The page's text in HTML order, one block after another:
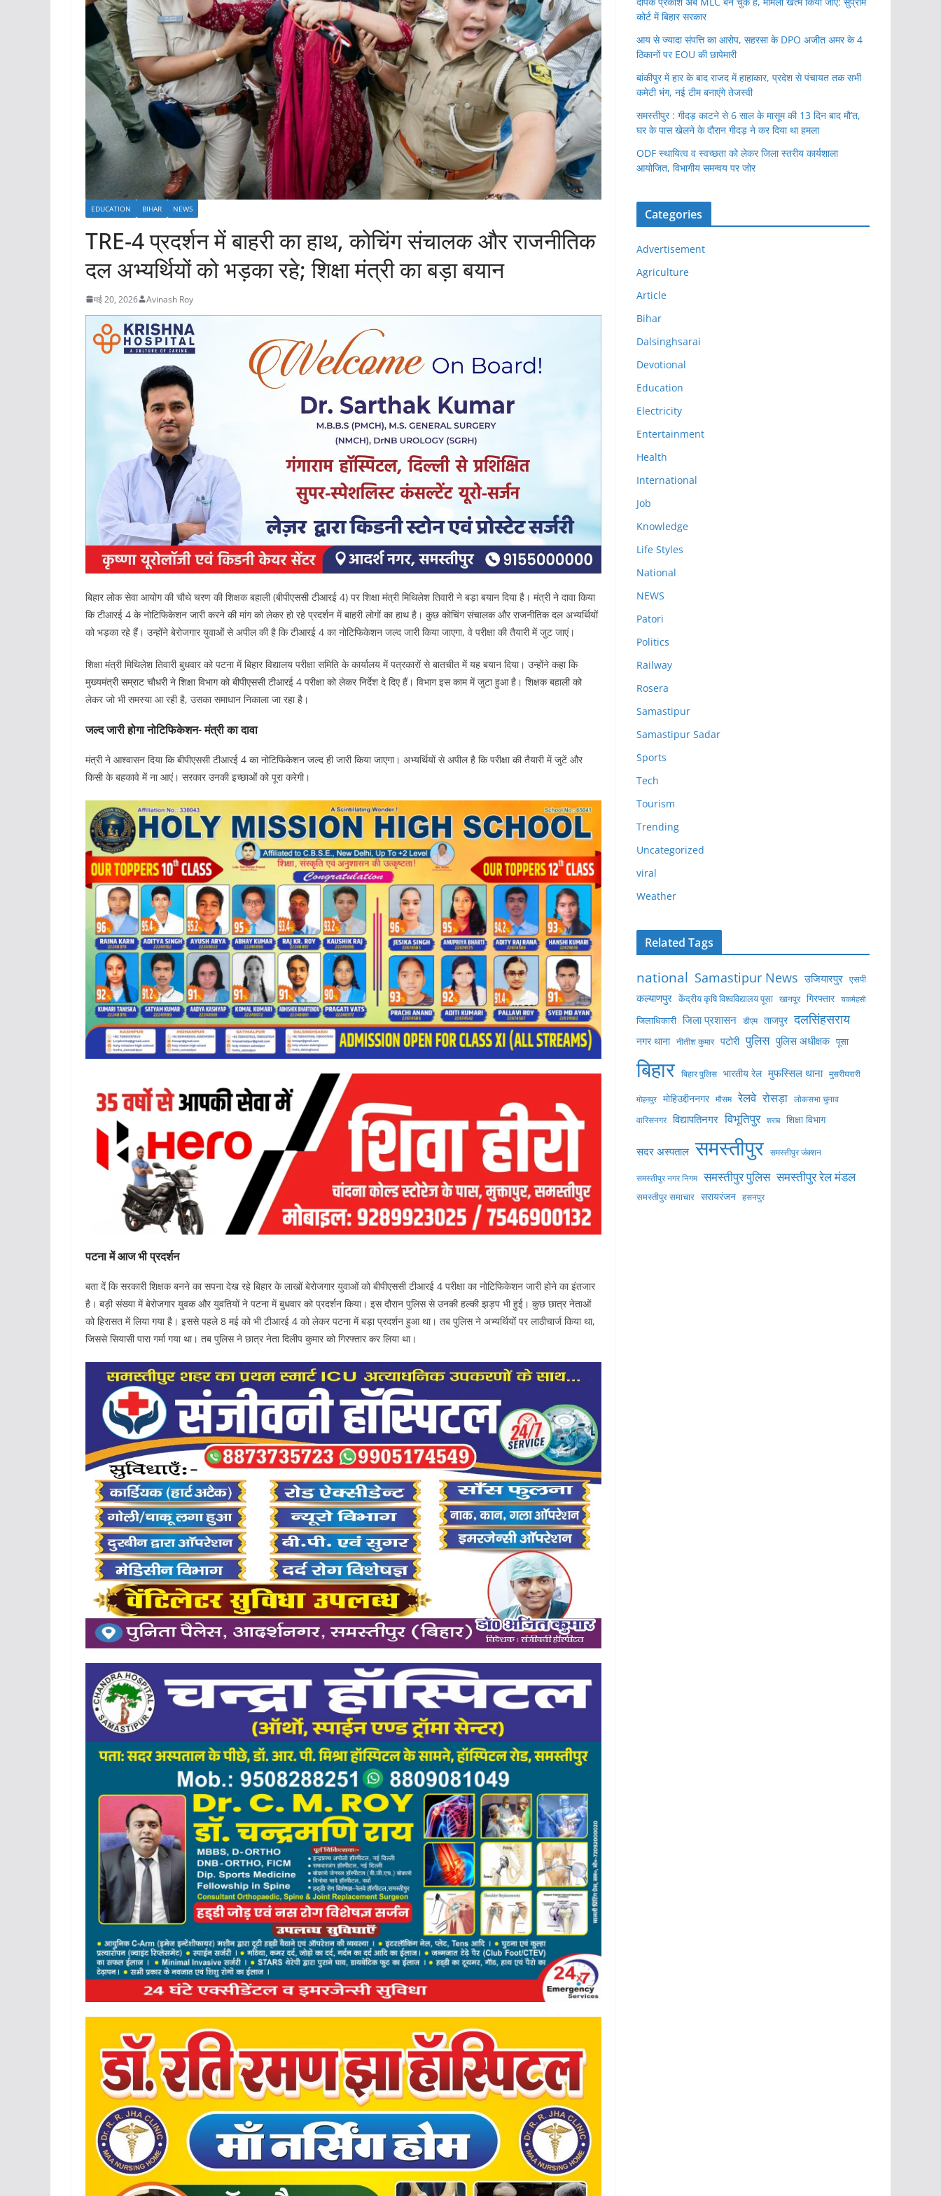
EDUCATION BIHAR NEWS
TRE-4 प्रदर्शन में बाहरी का हाथ, कोचिंग संचालक और राजनीतिक
दल अभ्यर्थियों को भड़का रहे; शिक्षा मंत्री का बड़ा बयान
मई 20, 2026 Avinash Roy
बिहार लोक सेवा आयोग की चौथे चरण की शिक्षक बहाली (बीपीएससी टीआरई 4) पर शिक्षा मंत्री मिथिलेश तिवारी ने बड़ा बयान दिया है। मंत्री ने दावा किया
कि टीआरई 4 के नोटिफिकेशन जारी करने की मांग को लेकर हो रहे प्रदर्शन में बाहरी लोगों का हाथ है। कुछ कोचिंग संचालक और राजनीतिक दल अभ्यर्थियों
को भड़का रहे हैं। उन्होंने बेरोजगार युवाओं से अपील की है कि टीआरई 4 का नोटिफिकेशन जल्द जारी किया जाएगा, वे परीक्षा की तैयारी में जुट जाएं।
शिक्षा मंत्री मिथिलेश तिवारी बुधवार को पटना में बिहार विद्यालय परीक्षा समिति के कार्यालय में पत्रकारों से बातचीत में यह बयान दिया। उन्होंने कहा कि
मुख्यमंत्री सम्राट चौधरी ने शिक्षा विभाग को बीपीएससी टीआरई 4 परीक्षा को लेकर निर्देश दे दिए हैं। विभाग इस काम में जुटा हुआ है। शिक्षक बहाली को
लेकर जो भी समस्या आ रही है, उसका समाधान निकाला जा रहा है।
जल्द जारी होगा नोटिफिकेशन- मंत्री का दावा
मंत्री ने आश्वासन दिया कि बीपीएससी टीआरई 4 का नोटिफिकेशन जल्द ही जारी किया जाएगा। अभ्यर्थियों से अपील है कि परीक्षा की तैयारी में जुटें और
किसी के बहकावे में ना आएं। सरकार उनकी इच्छाओं को पूरा करेगी।
पटना में आज भी प्रदर्शन
बता दें कि सरकारी शिक्षक बनने का सपना देख रहे बिहार के लाखों बेरोजगार युवाओं को बीपीएससी टीआरई 4 परीक्षा का नोटिफिकेशन जारी होने का इंतजार
है। बड़ी संख्या में बेरोजगार युवक और युवतियों ने पटना में बुधवार को प्रदर्शन किया। इस दौरान पुलिस से उनकी हल्की झड़प भी हुई। कुछ छात्र नेताओं
को हिरासत में लिया गया है। इससे पहले 8 मई को भी टीआरई 4 को लेकर पटना में बड़ा प्रदर्शन हुआ था। तब पुलिस ने अभ्यर्थियों पर लाठीचार्ज किया था,
जिससे सियासी पारा गर्मा गया था। तब पुलिस ने छात्र नेता दिलीप कुमार को गिरफ्तार कर लिया था।
कोर्ट में बिहार सरकार
आय से ज्यादा संपत्ति का आरोप, सहरसा के DPO अजीत अमर के 4
ठिकानों पर EOU की छापेमारी
बांकीपुर में हार के बाद राजद में हाहाकार, प्रदेश से पंचायत तक सभी
कमेटी भंग, नई टीम बनाएंगे तेजस्वी
समस्तीपुर : गीदड़ काटने से 6 साल के मासूम की 13 दिन बाद मौ’त,
घर के पास खेलने के दौरान गीदड़ ने कर दिया था हमला
ODF स्थायित्व व स्वच्छता को लेकर जिला स्तरीय कार्यशाला
आयोजित, विभागीय समन्वय पर जोर
Categories
Advertisement
Agriculture
Article
Bihar
Dalsinghsarai
Devotional
Education
Electricity
Entertainment
Health
International
Job
Knowledge
Life Styles
National
NEWS
Patori
Politics
Railway
Rosera
Samastipur
Samastipur Sadar
Sports
Tech
Tourism
Trending
Uncategorized
viral
Weather
Related Tags
national Samastipur News उजियारपुर एसपी
कल्याणपुर केंद्रीय कृषि विश्वविद्यालय पूसा खानपुर गिरफ्तार चकमेहसी
जिलाधिकारी जिला प्रशासन डीएम ताजपुर दलसिंहसराय
नगर थाना नीतीश कुमार पटोरी पुलिस पुलिस अधीक्षक पूसा
बिहार बिहार पुलिस भारतीय रेल मुफस्सिल थाना मुसरीघरारी
मोहनपुर मोहिउद्दीननगर मौसम रेलवे रोसड़ा लोकसभा चुनाव
वारिसनगर विद्यापतिनगर विभूतिपुर शराब शिक्षा विभाग
सदर अस्पताल समस्तीपुर समस्तीपुर जंक्शन
समस्तीपुर नगर निगम समस्तीपुर पुलिस समस्तीपुर रेल मंडल
समस्तीपुर समाचार सरायरंजन हसनपुर